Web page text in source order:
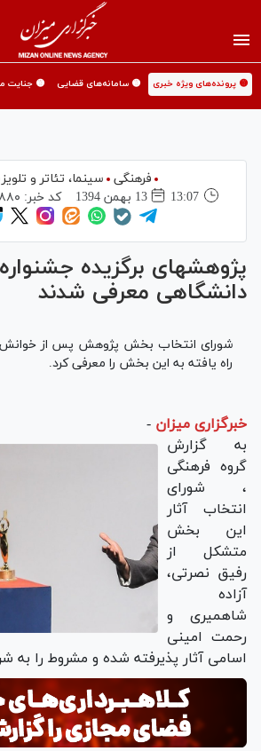
🟡 پرونده‌های ویژه خبری 🟡 سامانه‌های قضایی 🟡 جنایت
فرهنگی
سینما،‌ تئاتر و
13:07
13 بهمن 1394 کد خبر:
پژوهشهای برگزیده جشنواره
دانشگاهی معرفی شدند
شورای انتخاب بخش پژوهش پس از خوانش
راه یافته به این بخش را معرفی کرد.
خبرگزاری میزان -
به گزارش
گروه فرهنگی
، شورای
انتخاب آثار
این بخش
متشکل از
رفیق نصرتی،
آزاده
شاهمیری و
رحمت امینی
اسامی آثار پذیرفته شده و مشروط را به